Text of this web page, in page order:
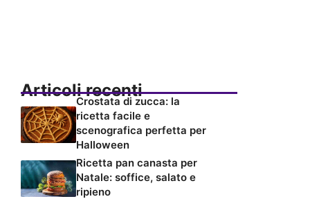
Articoli recenti
Crostata di zucca: la
ricetta facile e
scenografica perfetta per
Halloween
Ricetta pan canasta per
Natale: soffice, salato e
ripieno